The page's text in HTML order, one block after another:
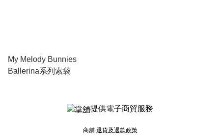
My Melody Bunnies
Ballerina系列索袋
提供電子商貿服務
商舖 退貨及退款政策